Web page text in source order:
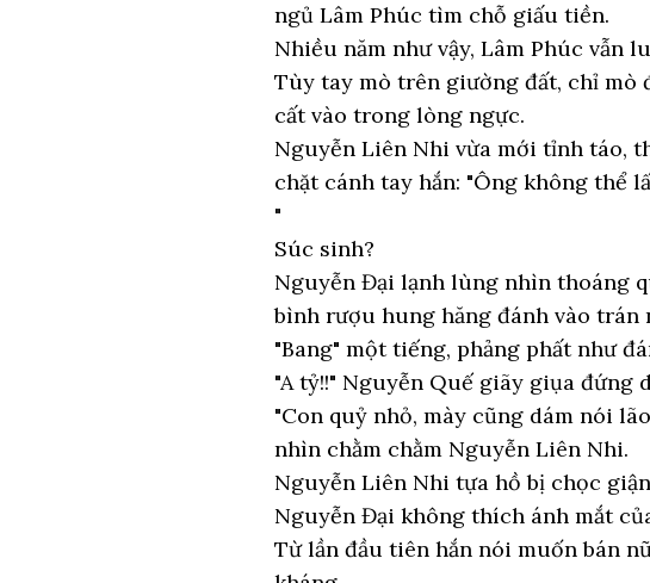
ngủ Lâm Phúc tìm chỗ giấu tiền.
Nhiều năm như vậy, Lâm Phúc vẫn
Tùy tay mò trên giường đất, chỉ mò
cất vào trong lòng ngực.
Nguyễn Liên Nhi vừa mới tỉnh táo,
chặt cánh tay hắn: "Ông không thể
"
Súc sinh?
Nguyễn Đại lạnh lùng nhìn thoáng
bình rượu hung hăng đánh vào trán
"Bang" một tiếng, phảng phất như
"A tỷ!!" Nguyễn Quế giãy giụa đứng
"Con quỷ nhỏ, mày cũng dám nói
nhìn chằm chằm Nguyễn Liên Nhi.
Nguyễn Liên Nhi tựa hồ bị chọc
Nguyễn Đại không thích ánh mắt
Từ lần đầu tiên hắn nói muốn bán